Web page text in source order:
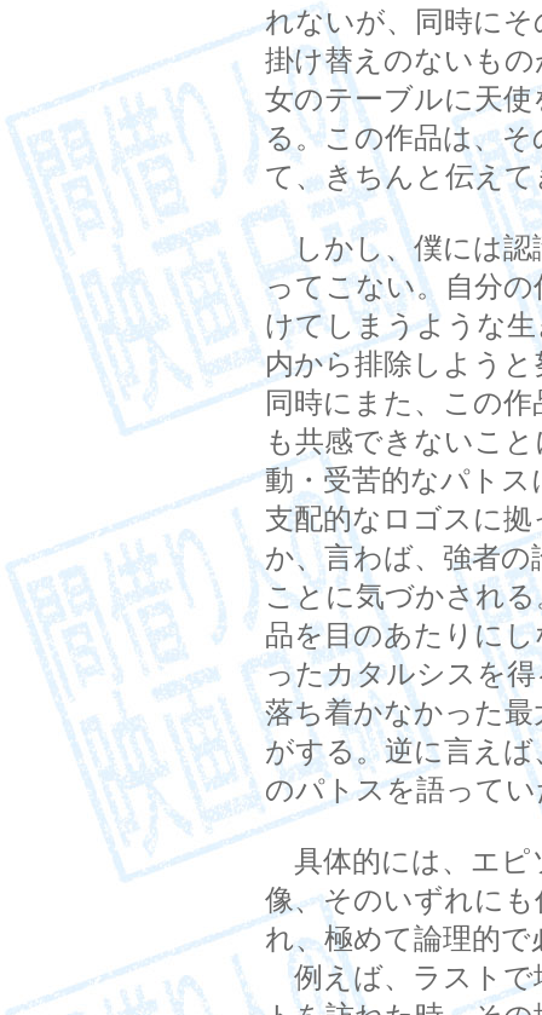
れないが、同時に
掛け替えのないも
女のテーブルに天
る。この作品は、
て、きちんと伝え
しかし、僕には認
ってこない。自分
けてしまうような
内から排除しよう
同時にまた、この
も共感できないこ
動・受苦的なパト
支配的なロゴスに
か、言わば、強者
ことに気づかされ
品を目のあたりに
ったカタルシスを
落ち着かなかった
がする。逆に言え
のパトスを語って
具体的には、エピ
像、そのいずれに
れ、極めて論理的
例えば、ラストで